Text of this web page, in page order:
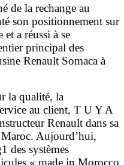
de la rechange au
son positionnement sur
a réussi à se
principal des
Renault Somaca à
la qualité, la
au client, T U Y A
Renault dans sa
Aujourd’hui,
des systèmes
« made in Morocco